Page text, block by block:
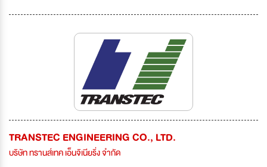
TRANSTEC ENGINEERING CO., LTD.
บริษัท ทรานส์เทค เอ็นจิเนียริ่ง จำกัด